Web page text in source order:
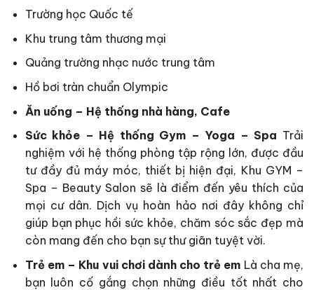
Trường học Quốc tế
Khu trung tâm thương mại
Quảng trường nhạc nước trung tâm
Hồ bơi tràn chuẩn Olympic
Ăn uống – Hệ thống nhà hàng, Cafe
Sức khỏe – Hệ thống Gym – Yoga – Spa Trải
nghiệm với hệ thống phòng tập rộng lớn, được đầu
tư đầy đủ máy móc, thiết bị hiện đại, Khu GYM –
Spa – Beauty Salon sẽ là điểm đến yêu thích của
mọi cư dân. Dịch vụ hoàn hảo nơi đây không chỉ
giúp bạn phục hồi sức khỏe, chăm sóc sắc đẹp mà
còn mang đến cho bạn sự thư giãn tuyệt vời.
Trẻ em – Khu vui chơi dành cho trẻ em Là cha mẹ,
bạn luôn cố gắng chọn những điều tốt nhất cho